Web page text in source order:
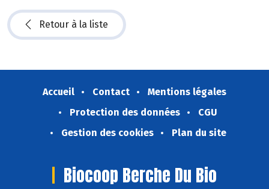
Retour à la liste
Accueil Contact
Mentions légales
Protection des données
CGU
Gestion des cookies
Plan du site
Biocoop Berche Du Bio